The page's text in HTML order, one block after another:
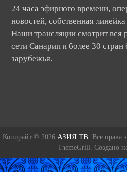
24 часа эфирного времени,
новостей, собственная
Наши трансляции смотрит вся
сети Санарип и более 30 стран
зарубежья.
Копирайт © 2026 АЗИЯ ТВ . Все
ThemeGrill. Создано на